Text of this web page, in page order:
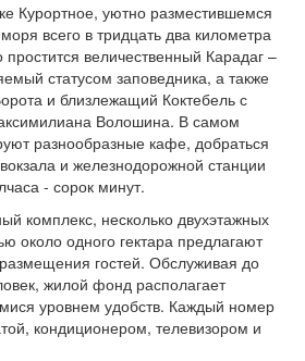
Курортное, уютно разместившемся
всего в тридцать два километра
величественный Карадаг –
статусом заповедника, а также
и близлежащий Коктебель с
Волошина. В самом
разнообразные кафе, добраться
и железнодорожной станции
- сорок минут.
комплекс, несколько двухэтажных
около одного гектара предлагают
гостей. Обслуживая до
жилой фонд располагает
уровнем удобств. Каждый номер
кондиционером, телевизором и